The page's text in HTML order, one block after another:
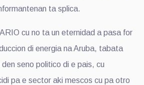
ta splica.
cu no ta un eternidad a pasa for
di energia na Aruba, tabata
seno politico di e pais, cu
pa e sector aki mescos cu pa otro